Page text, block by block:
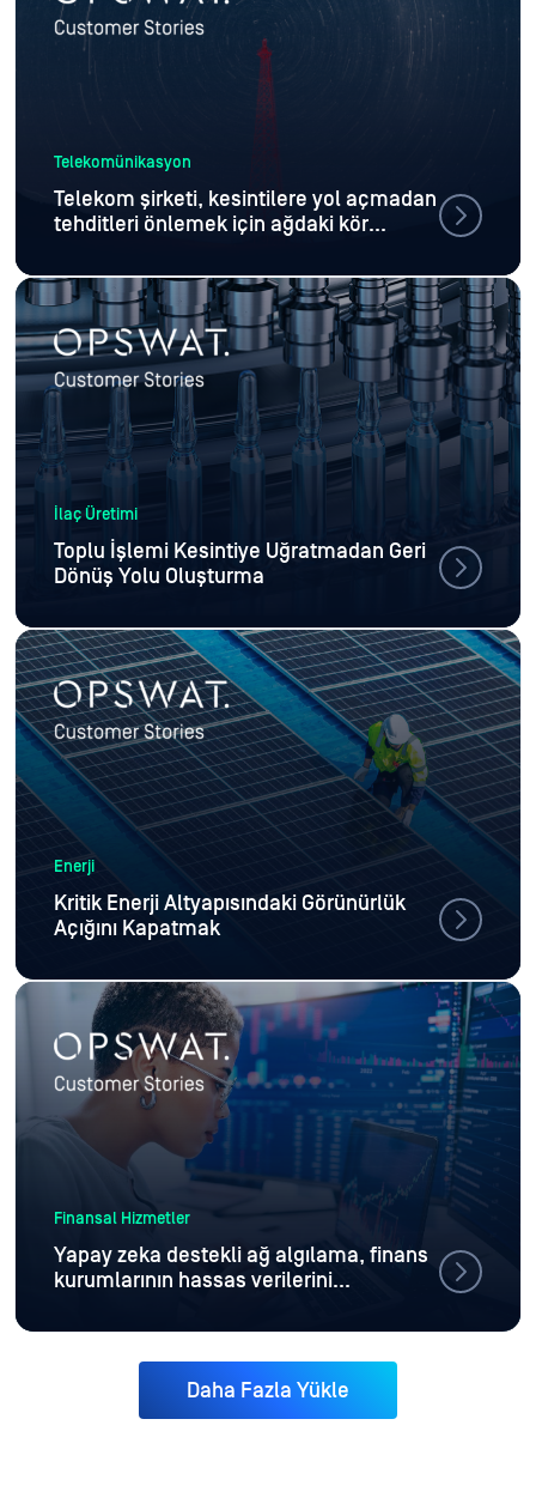
Telekomünikasyon
Telekom şirketi, kesintilere yol açmadan
tehditleri önlemek için ağdaki kör
İlaç Üretimi
Toplu İşlemi Kesintiye Uğratmadan Geri
Dönüş Yolu Oluşturma
Enerji
Kritik Enerji Altyapısındaki Görünürlük
Açığını Kapatmak
Finansal Hizmetler
Yapay zeka destekli ağ algılama, finans
kurumlarının hassas verilerini
gerekliliklerini yerine getirmesine
yardımcı oluyor
Daha Fazla Yükle